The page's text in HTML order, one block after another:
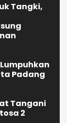
Tangki,
Padang
Tangani
2